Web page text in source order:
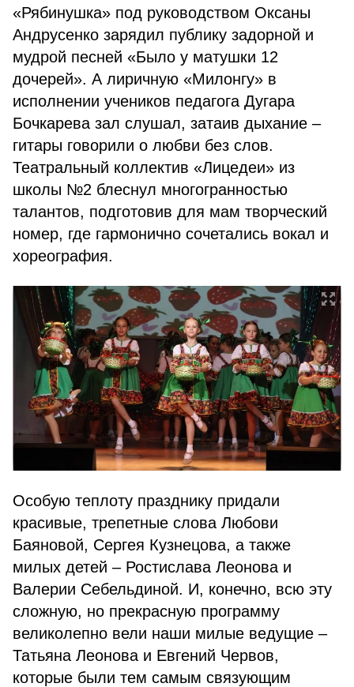
«Рябинушка» под руководством Оксаны
Андрусенко зарядил публику задорной и
мудрой песней «Было у матушки 12
дочерей». А лиричную «Милонгу» в
исполнении учеников педагога Дугара
Бочкарева зал слушал, затаив дыхание –
гитары говорили о любви без слов.
Театральный коллектив «Лицедеи» из
школы №2 блеснул многогранностью
талантов, подготовив для мам творческий
номер, где гармонично сочетались вокал и
хореография.
Особую теплоту празднику придали
красивые, трепетные слова Любови
Баяновой, Сергея Кузнецова, а также
милых детей – Ростислава Леонова и
Валерии Себельдиной. И, конечно, всю эту
сложную, но прекрасную программу
великолепно вели наши милые ведущие –
Татьяна Леонова и Евгений Червов,
которые были тем самым связующим